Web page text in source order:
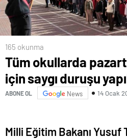
165 okunma
Tüm okullarda
için saygı duruşu
ABONE OL News 14 Ocak
Milli Eğitim Bakanı Yusuf